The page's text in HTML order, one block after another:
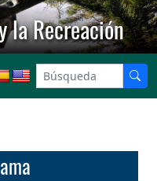
la Recreación